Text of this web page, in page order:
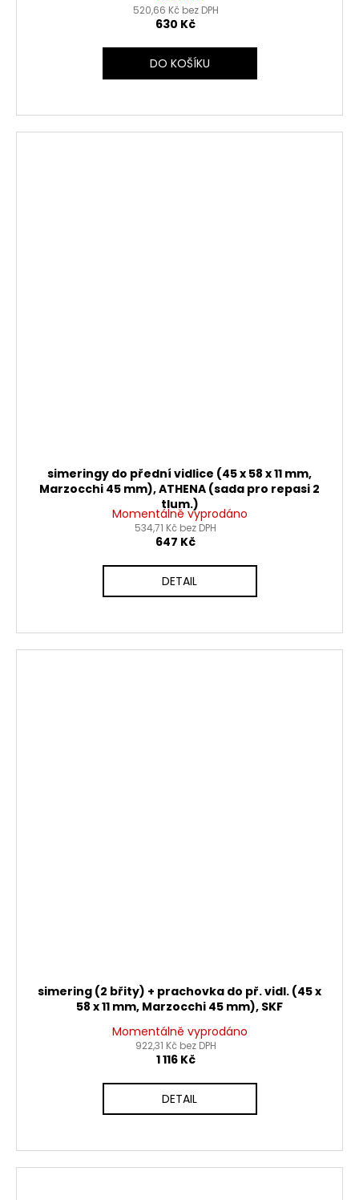
520,66 Kč bez DPH
630 Kč
DO KOŠÍKU
simeringy do přední vidlice (45 x 58 x 11 mm,
Marzocchi 45 mm), ATHENA (sada pro repasi 2
tlum.)
Momentálně vyprodáno
534,71 Kč bez DPH
647 Kč
DETAIL
simering (2 břity) + prachovka do př. vidl. (45 x
58 x 11 mm, Marzocchi 45 mm), SKF
Momentálně vyprodáno
922,31 Kč bez DPH
1 116 Kč
DETAIL